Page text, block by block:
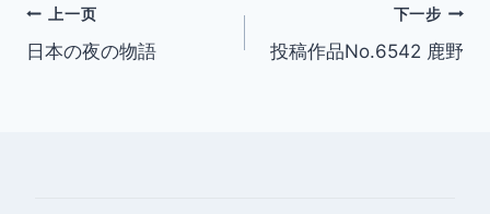
文
章
上一页
日本の夜の物語
下一步
投稿作品No.6542 鹿野